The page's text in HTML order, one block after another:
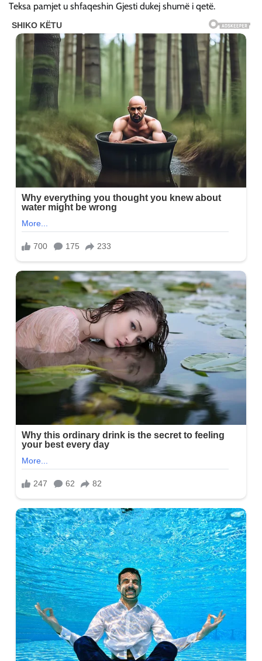
Teksa pamjet u shfaqeshin Gjesti dukej shumë i qetë.